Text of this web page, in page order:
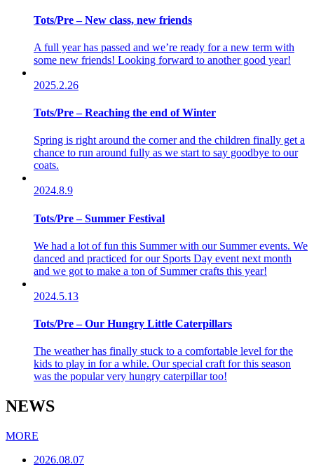
Tots/Pre – New class, new friends
A full year has passed and we’re ready for a new term with
some new friends! Looking forward to another good year!
2025.2.26
Tots/Pre – Reaching the end of Winter
Spring is right around the corner and the children finally get a
chance to run around fully as we start to say goodbye to our
coats.
2024.8.9
Tots/Pre – Summer Festival
We had a lot of fun this Summer with our Summer events. We
danced and practiced for our Sports Day event next month
and we got to make a ton of Summer crafts this year!
2024.5.13
Tots/Pre – Our Hungry Little Caterpillars
The weather has finally stuck to a comfortable level for the
kids to play in for a while. Our special craft for this season
was the popular very hungry caterpillar too!
NEWS
MORE
2026.08.07